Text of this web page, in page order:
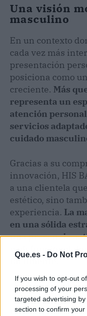
Que.es - Do Not
If you wish to opt-out
processing of your
targeted advertising
section to confirm
Una visión
masculino
En un contexto
cada vez más
presentación
posiciona como
creciente. Más
representa un
atención
servicios
cuidado
Gracias a su
innovación, HIS
a una clientela
estético, sino
experiencia. La
en una sólida
una presencia
web funcional
fácilmente.
HIS BARBERÍA
del grooming
respeta la